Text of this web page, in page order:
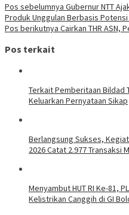
Pos sebelumnya Gubernur NTT
Produk Unggulan Berbasis
Pos berikutnya Cairkan THR ASN,
Pos terkait
Terkait Pemberitaan Bildad
Keluarkan Pernyataan Sikap
Berlangsung Sukses,
2026 Catat 2.977 Transaksi
Menyambut HUT RI Ke-81,
Kelistrikan Canggih di GI